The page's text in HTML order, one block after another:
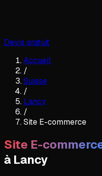
Devis gratuit
Accueil
/
Suisse
/
Lancy
/
Site E-commerce
Site E-
à Lancy